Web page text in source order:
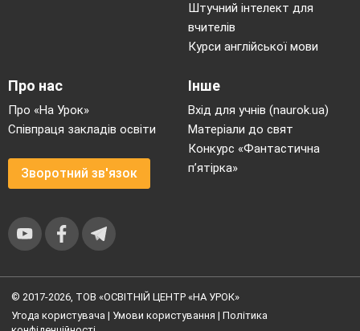
Штучний інтелект для
вчителів
Курси англійської мови
Про нас
Про «На Урок»
Співпраця закладів освіти
Зворотний зв'язок
Інше
Вхід для учнів (naurok.ua)
Матеріали до свят
Конкурс «Фантастична
п’ятірка»
© 2017-2026, ТОВ «ОСВІТНІЙ ЦЕНТР «НА УРОК»
Угода користувача | Умови користування | Політика